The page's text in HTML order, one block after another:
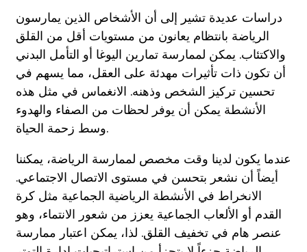
دراسات عديدة تشير إلى أن الأشخاص الذين يمارسون
الرياضة بانتظام يعانون من مستويات أقل من القلق
والاكتئاب. يمكن لممارسة تمارين اليوغا أو التأمل البدني
أن تكون ذات تأثيرات مهدئة على العقل، مما يسهم في
تحسين تركيز الشخص وذهنه. الانغماس في مثل هذه
الأنشطة يمكن أن يوفر لحظات من الصفاء والهدوء
وسط زحمة الحياة.
عندما يكون لدينا وقت مخصص لممارسة الرياضة، يمكننا
أيضاً أن نشعر بتحسن في مستوى الاتصال الاجتماعي.
الانخراط في الأنشطة الرياضية الجماعية مثل كرة
القدم أو الألعاب الجماعية يعزز من شعور الانتماء، وهو
عنصر هام في تخفيف القلق. لذا، يمكن اعتبار ممارسة